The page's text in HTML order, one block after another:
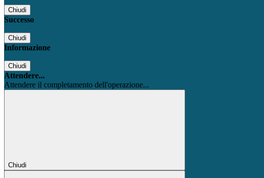
Chiudi
Successo
Chiudi
Informazione
Chiudi
Attendere...
Attendere il completamento dell'operazione...
Chiudi